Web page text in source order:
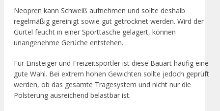
Neopren kann Schweiß aufnehmen und sollte deshalb
regelmäßig gereinigt sowie gut getrocknet werden. Wird der
Gürtel feucht in einer Sporttasche gelagert, können
unangenehme Gerüche entstehen.
Für Einsteiger und Freizeitsportler ist diese Bauart häufig eine
gute Wahl. Bei extrem hohen Gewichten sollte jedoch geprüft
werden, ob das gesamte Tragesystem und nicht nur die
Polsterung ausreichend belastbar ist.